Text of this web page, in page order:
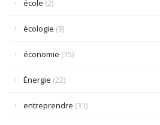
école (2)
écologie (9)
économie (15)
Énergie (22)
entreprendre (31)